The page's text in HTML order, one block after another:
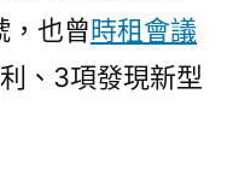
，也曾時租會議
、3項發現新型